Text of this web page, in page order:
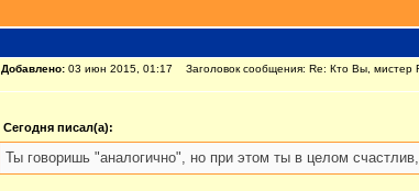
Добавлено: 03 июн 2015, 01:17 Заголовок сообщения: Re: Кто Вы, мистер
Сегодня писал(а):
Ты говоришь "аналогично", но при этом ты в целом